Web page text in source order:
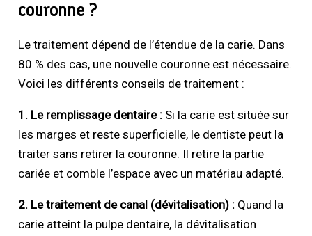
couronne ?
Le traitement dépend de l’étendue de la carie. Dans
80 % des cas, une nouvelle couronne est nécessaire.
Voici les différents conseils de traitement :
1. Le remplissage dentaire : Si la carie est située sur
les marges et reste superficielle, le dentiste peut la
traiter sans retirer la couronne. Il retire la partie
cariée et comble l’espace avec un matériau adapté.
2. Le traitement de canal (dévitalisation) : Quand la
carie atteint la pulpe dentaire, la dévitalisation